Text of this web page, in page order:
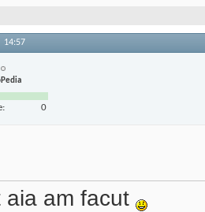
14:57
0
aia am facut